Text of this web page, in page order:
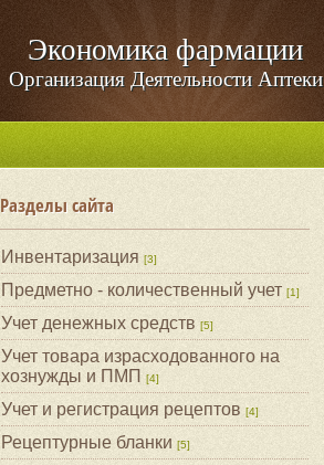
Экономика фармации
Организация Деятельности Аптеки
Разделы сайта
Инвентаризация [3]
Предметно - количественный учет [1]
Учет денежных средств [5]
Учет товара израсходованного на
хознужды и ПМП
[4]
Учет и регистрация рецептов [4]
Рецептурные бланки [5]